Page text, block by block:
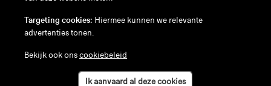
Cookiebeleid
Targeting cookies: Hiermee kunnen we relevante
advertenties tonen.
Bekijk ook onscookiebeleid
Ik aanvaard al deze cookies